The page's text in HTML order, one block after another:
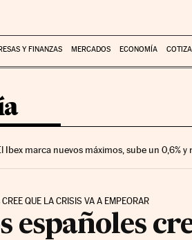
Y FINANZAS MERCADOS ECONOMÍA
Ibex marca nuevos máximos, sube un 0,6%
CREE QUE LA CRISIS VA A EMPEORAR
españoles